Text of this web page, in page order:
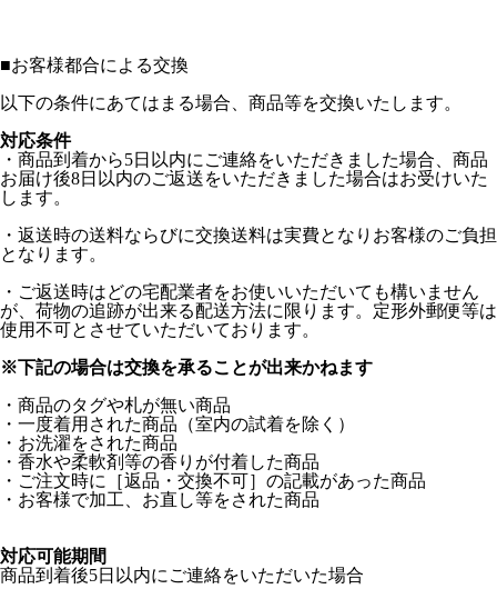
■お客様都合による交換
以下の条件にあてはまる場合、商品等を交換いたします。
対応条件
・商品到着から5日以内にご連絡をいただきました場合、商品
お届け後8日以内のご返送をいただきました場合はお受けいた
します。
・返送時の送料ならびに交換送料は実費となりお客様のご負担
となります。
・ご返送時はどの宅配業者をお使いいただいても構いません
が、荷物の追跡が出来る配送方法に限ります。定形外郵便等は
使用不可とさせていただいております。
※下記の場合は交換を承ることが出来かねます
・商品のタグや札が無い商品
・一度着用された商品（室内の試着を除く）
・お洗濯をされた商品
・香水や柔軟剤等の香りが付着した商品
・ご注文時に［返品・交換不可］の記載があった商品
・お客様で加工、お直し等をされた商品
対応可能期間
商品到着後5日以内にご連絡をいただいた場合